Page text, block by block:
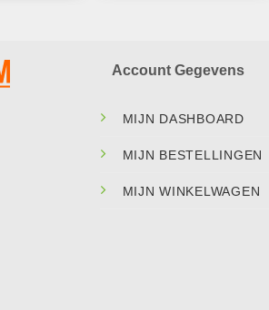
Account Gegevens
MIJN DASHBOARD
MIJN BESTELLINGEN
MIJN WINKELWAGEN